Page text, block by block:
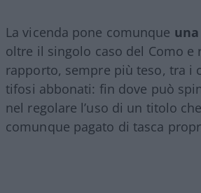
La vicenda pone comunque
oltre il singolo caso del Como e
rapporto, sempre più teso, tra i
tifosi abbonati: fin dove può
nel regolare l’uso di un titolo
comunque pagato di tasca